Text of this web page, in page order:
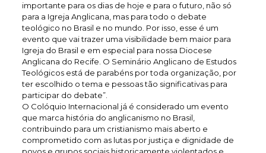
importante para os dias de hoje e para o futuro, não só
para a Igreja Anglicana, mas para todo o debate
teológico no Brasil e no mundo. Por isso, esse é um
evento que vai trazer uma visibilidade bem maior para
Igreja do Brasil e em especial para nossa Diocese
Anglicana do Recife. O Seminário Anglicano de Estudos
Teológicos está de parabéns por toda organização, por
ter escolhido o tema e pessoas tão significativas para
participar do debate”.
O Colóquio Internacional já é considerado um evento
que marca história do anglicanismo no Brasil,
contribuindo para um cristianismo mais aberto e
comprometido com as lutas por justiça e dignidade de